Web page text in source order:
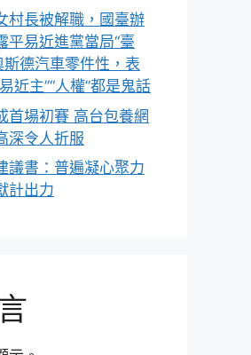
村長被解職，國臺辦
平易近進黨當局“臺
斯德汽車零件性，表
近主”“人權”都是鬼話
首場初賽 高台包養網
深令人折服
議書：普遍凝心聚力
計出力